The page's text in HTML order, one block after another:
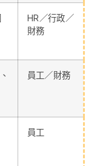
HR／行政／
財務
員工／財務
員工